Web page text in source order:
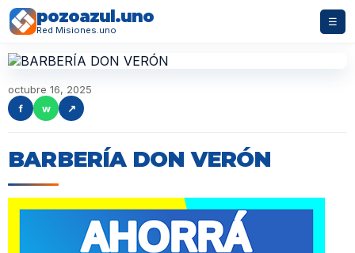
pozoazul.uno
Red Misiones.uno
☰
octubre 16, 2025
f
w ↗
BARBERÍA DON VERÓN